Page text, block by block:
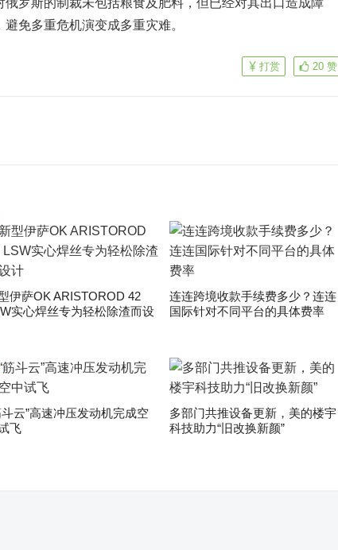
斯的制裁未包括粮食及肥料，但已经对其出口造成障
免多重危机演变成多重灾难。
20 赞
打赏
伊萨OK ARISTOROD 42
实心焊丝专为轻松除渣而设
连连跨境收款手续费多少？连连
国际针对不同平台的具体费率
斗云”高速冲压发动机完成空
飞
多部门共推设备更新，美的楼宇
科技助力“旧改换新颜”